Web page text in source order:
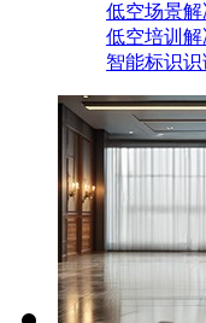
低空场景解
低空培训解
智能标识识